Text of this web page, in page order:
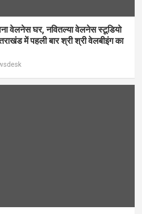
वेलनेस घर, नवितल्या वेलनेस स्टूडियो
में पहली बार श्री श्री वेलबीइंग का